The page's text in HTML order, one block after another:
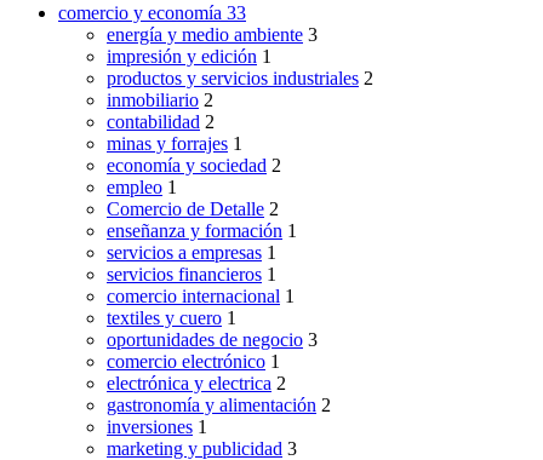
comercio y economía 33
energía y medio ambiente 3
impresión y edición 1
productos y servicios industriales 2
inmobiliario 2
contabilidad 2
minas y forrajes 1
economía y sociedad 2
empleo 1
Comercio de Detalle 2
enseñanza y formación 1
servicios a empresas 1
servicios financieros 1
comercio internacional 1
textiles y cuero 1
oportunidades de negocio 3
comercio electrónico 1
electrónica y electrica 2
gastronomía y alimentación 2
inversiones 1
marketing y publicidad 3